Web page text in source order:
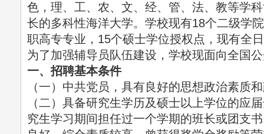
色，理、工、农、文、经、管、法、教等学
长的多科性海洋大学。学校现有18个二级学
职高专专业，15个硕士学位授权点，现有全
为了加强辅导员队伍建设，学校现面向全国
一、招聘基本条件
（一）中共党员，具有良好的思想政治素质
（二）具备研究生学历及硕士以上学位的应
究生学习期间担任过一个学期的班长或团支